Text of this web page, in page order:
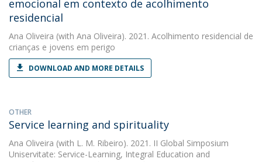
emocional em contexto de acolhimento
residencial
Ana Oliveira (with Ana Oliveira). 2021. Acolhimento residencial de
crianças e jovens em perigo
DOWNLOAD AND MORE DETAILS
OTHER
Service learning and spirituality
Ana Oliveira (with L. M. Ribeiro). 2021. II Global Simposium
Uniservitate: Service-Learning, Integral Education and